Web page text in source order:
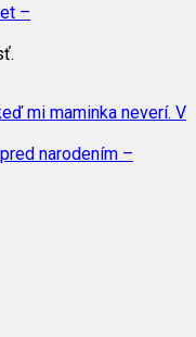
–
mi maminka neverí. V
narodením –